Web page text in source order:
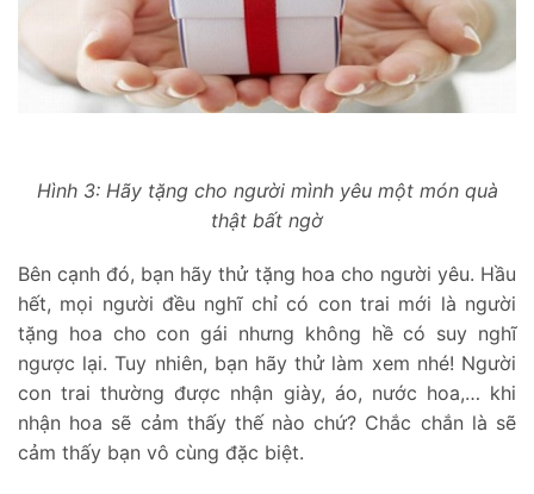
Hình 3: Hãy tặng cho người mình yêu một món quà
thật bất ngờ
Bên cạnh đó, bạn hãy thử tặng hoa cho người yêu. Hầu
hết, mọi người đều nghĩ chỉ có con trai mới là người
tặng hoa cho con gái nhưng không hề có suy nghĩ
ngược lại. Tuy nhiên, bạn hãy thử làm xem nhé! Người
con trai thường được nhận giày, áo, nước hoa,… khi
nhận hoa sẽ cảm thấy thế nào chứ? Chắc chắn là sẽ
cảm thấy bạn vô cùng đặc biệt.